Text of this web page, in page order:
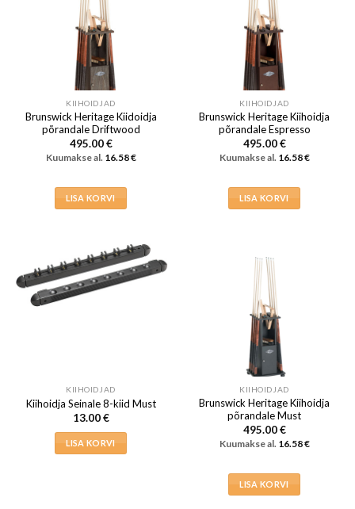
KIIHOIDJAD
Brunswick Heritage Kiidoidja
põrandale Driftwood
495.00€
Kuumakse al. 16.58€
LISA KORVI
KIIHOIDJAD
Brunswick Heritage Kiihoidja
põrandale Espresso
495.00€
Kuumakse al. 16.58€
LISA KORVI
KIIHOIDJAD
Kiihoidja Seinale 8-kiid Must
13.00€
LISA KORVI
KIIHOIDJAD
Brunswick Heritage Kiihoidja
põrandale Must
495.00€
Kuumakse al. 16.58€
LISA KORVI